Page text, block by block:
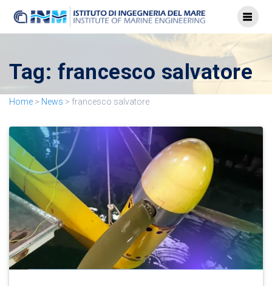
Tag: francesco salvatore
Home > News > francesco salvatore